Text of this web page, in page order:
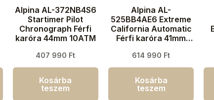
Alpina AL-372NB4S6
Startimer Pilot
Chronograph Férfi
karóra 44mm 10ATM
407 990 Ft
Kosárba
teszem
Alpina AL-
525BB4AE6 Extreme
California Automatic
Férfi karóra 41mm
614 990 Ft
Kosárba
teszem